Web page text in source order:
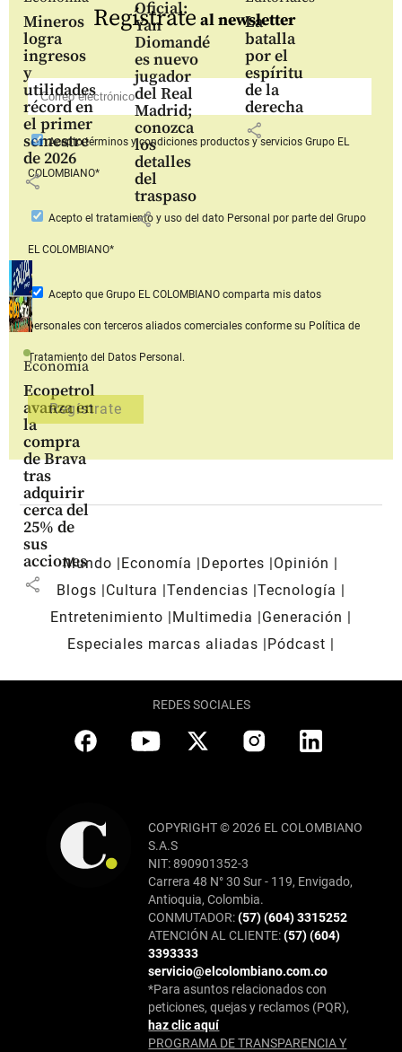
Mineros
logra
ingresos
y
utilidades
récord en
el primer
semestre
de 2026
share
Oficial:
Yan
Diomandé
es nuevo
jugador
del Real
Madrid;
conozca
los
detalles
del
traspaso
share
La
batalla
por el
espíritu
de la
derecha
share
Economía
Ecopetrol
avanza en
la
compra
de Brava
tras
adquirir
cerca del
25% de
sus
acciones
share
Regístrate al newsletter
Aceptotérminos y condiciones productos y serviciosGrupo EL
COLOMBIANO*
Acepto el tratamiento y uso del dato Personal por parte del Grupo
EL COLOMBIANO*
Acepto que Grupo EL COLOMBIANOcomparta mis datos
personales con terceros aliados comerciales conforme su Política de
Tratamiento del Datos Personal.
Mundo Economía Deportes
Opinión
Blogs
Cultura Tendencias Tecnología
Entretenimiento
Multimedia
Generación
Especiales marcas aliadas
Pódcast
REDES SOCIALES
COPYRIGHT © 2026 EL COLOMBIANO
S.A.S
NIT: 890901352-3
Carrera 48 N° 30 Sur - 119, Envigado,
Antioquia, Colombia.
CONMUTADOR:(57) (604) 3315252
ATENCIÓN AL CLIENTE:(57) (604)
3393333
servicio@elcolombiano.com.co
*Para asuntos relacionados con
peticiones, quejas y reclamos (PQR),
haz clic aquí
PROGRAMA DE TRANSPARENCIA Y